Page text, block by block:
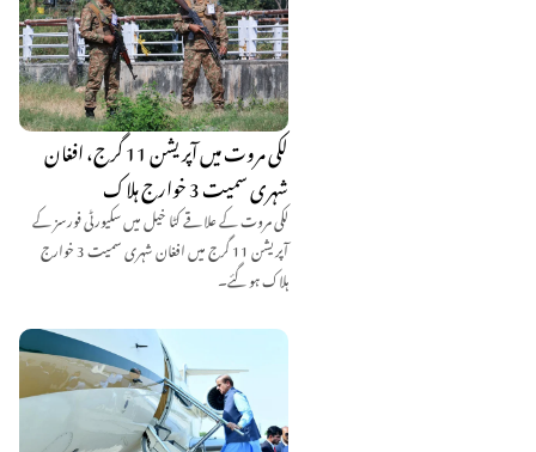
لکی مروت میں آپریشن 11 گرج، افغان
شہری سمیت 3 خوارج ہلاک
لکی مروت کے علاقے کٹا خیل میں سکیورٹی فورسز کے
آپریشن 11 گرج میں افغان شہری سمیت 3 خوارج
ہلاک ہو گئے۔